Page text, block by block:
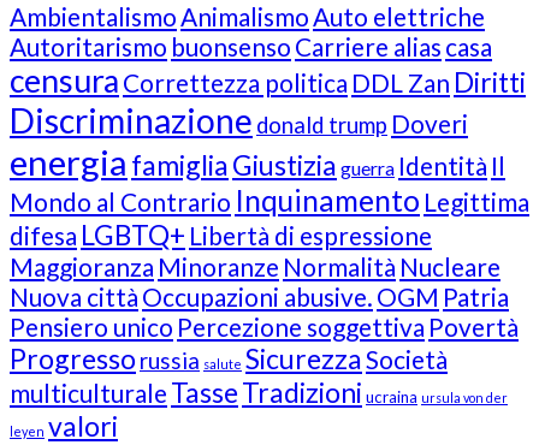
AmbientalismoAnimalismoAuto elettriche
Autoritarismo buonsenso Carriere alias casa
censura Correttezza politica DDL Zan Diritti
Discriminazione donald trump Doveri
energia famigliaGiustizia guerra Identità Il
Mondo al Contrario Inquinamento Legittima
difesa LGBTQ+ Libertà di espressione
Maggioranza Minoranze Normalità Nucleare
Nuova città Occupazioni abusive. OGM Patria
Pensiero unico Percezione soggettiva Povertà
Progresso russia salute SicurezzaSocietà
multiculturale TasseTradizioni ucraina ursula von der
leyen valori